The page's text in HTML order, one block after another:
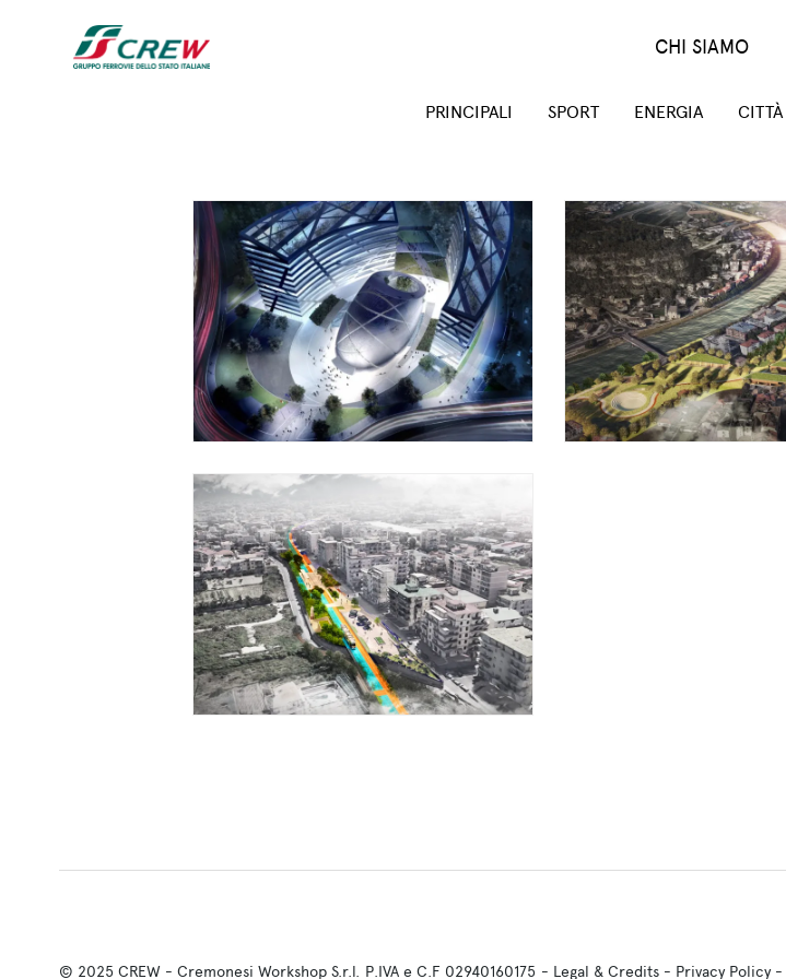
Main menu (IT)
CHI SIAMO
PRINCIPALI SPORT ENERGIA CITTÀ
© 2025 CREW - Cremonesi Workshop S.r.l. P.IVA e C.F 02940160175 - Legal & Credits- Privacy Policy-